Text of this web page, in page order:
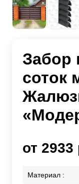
Забор
соток
от 2933
Материал :